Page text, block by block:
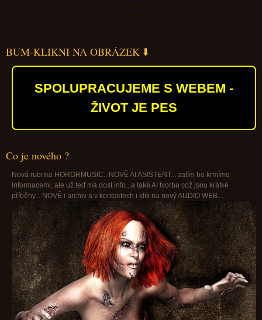
BUM-KLIKNI NA OBRÁZEK ⬇️
SPOLUPRACUJEME S WEBEM -
ŽIVOT JE PES
Co je nového ?
Nová rubrika HORORMUSIC.. NOVĚ AI ASISTENT... zatím ho krmíme
informacemi, ale už teď má dost info...a také AI tvorba což jsou krátké
příběhy... NOVĚ i archiv a v kontaktech i klik na nový AUDIO WEB....